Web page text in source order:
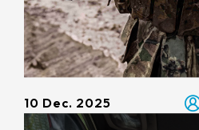
179.96 * 119.00
189.35 * 121.77
258.98 * 161.54
339.12mm *
411mm *
377.52mm *
10 Dec. 2025